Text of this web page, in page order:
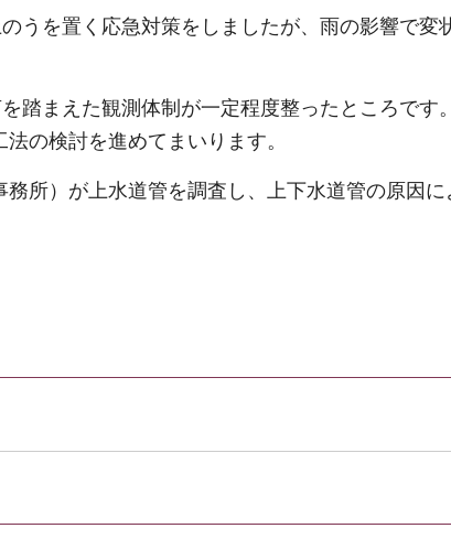
うを置く応急対策をしましたが、雨の影響で変
踏まえた観測体制が一定程度整ったところです
の検討を進めてまいります。
所）が上水道管を調査し、上下水道管の原因に